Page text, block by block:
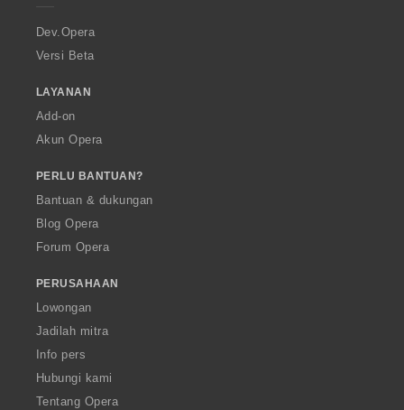
a
Dev.Opera
Versi Beta
LAYANAN
Add-on
Akun Opera
PERLU BANTUAN?
Bantuan & dukungan
Blog Opera
Forum Opera
PERUSAHAAN
Lowongan
Jadilah mitra
Info pers
Hubungi kami
Tentang Opera